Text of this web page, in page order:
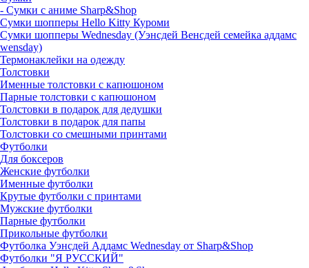
- Сумки с аниме Sharp&Shop
Сумки шопперы Hello Kitty Куроми
Сумки шопперы Wednesday (Уэнсдей Венсдей семейка аддамс
wensday)
Термонаклейки на одежду
Толстовки
Именные толстовки с капюшоном
Парные толстовки с капюшоном
Толстовки в подарок для дедушки
Толстовки в подарок для папы
Толстовки со смешными принтами
Футболки
Для боксеров
Женские футболки
Именные футболки
Крутые футболки с принтами
Мужские футболки
Парные футболки
Прикольные футболки
Футболка Уэнсдей Аддамс Wednesday от Sharp&Shop
Футболки "Я РУССКИЙ"